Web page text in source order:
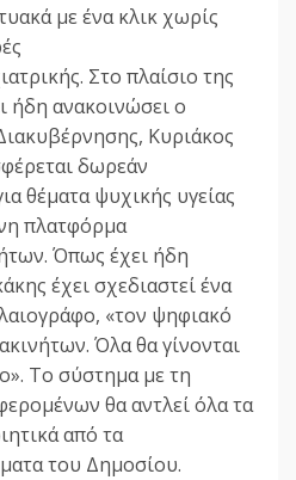
με ένα κλικ χωρίς
Στο πλαίσιο της
ήδη ανακοινώσει ο
Κυριάκος
δωρεάν
θέματα ψυχικής υγείας
πλατφόρμα
Όπως έχει ήδη
έχει σχεδιαστεί ένα
«τον ψηφιακό
Όλα θα γίνονται
Το σύστημα με τη
θα αντλεί όλα τα
από τα
του Δημοσίου.